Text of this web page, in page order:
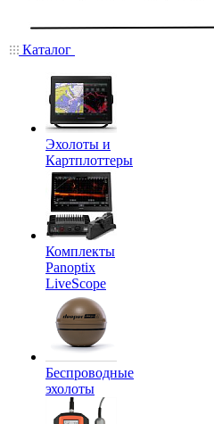
Каталог
Эхолоты и
Картплоттеры
Комплекты
Panoptix
LiveScope
Беспроводные
эхолоты